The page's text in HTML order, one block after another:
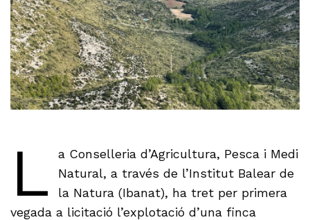
L
a Conselleria d’Agricultura, Pesca i Medi
Natural, a través de l’Institut Balear de
la Natura (Ibanat), ha tret per primera
vegada a licitació l’explotació d’una finca